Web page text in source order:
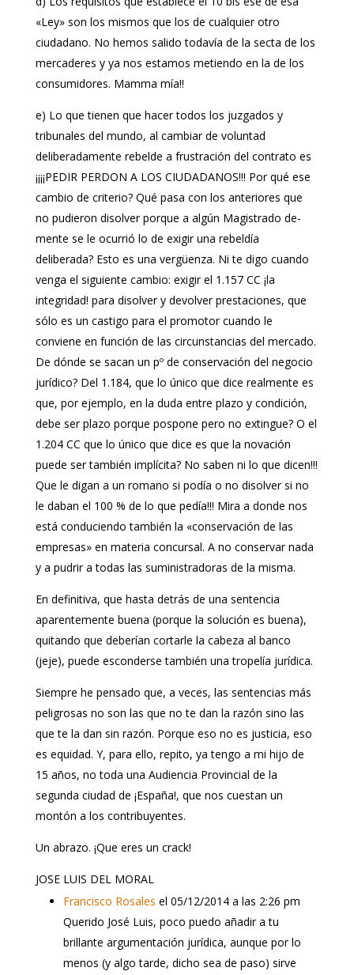
«Ley» son los mismos que los de cualquier otro
ciudadano. No hemos salido todavía de la secta de los
mercaderes y ya nos estamos metiendo en la de los
consumidores. Mamma mía!!
e) Lo que tienen que hacer todos los juzgados y
tribunales del mundo, al cambiar de voluntad
deliberadamente rebelde a frustración del contrato es
¡¡¡¡PEDIR PERDON A LOS CIUDADANOS!!! Por qué ese
cambio de criterio? Qué pasa con los anteriores que
no pudieron disolver porque a algún Magistrado de-
mente se le ocurrió lo de exigir una rebeldía
deliberada? Esto es una vergüenza. Ni te digo cuando
venga el siguiente cambio: exigir el 1.157 CC ¡la
integridad! para disolver y devolver prestaciones, que
sólo es un castigo para el promotor cuando le
conviene en función de las circunstancias del mercado.
De dónde se sacan un pº de conservación del negocio
jurídico? Del 1.184, que lo único que dice realmente es
que, por ejemplo, en la duda entre plazo y condición,
debe ser plazo porque pospone pero no extingue? O el
1.204 CC que lo único que dice es que la novación
puede ser también implícita? No saben ni lo que dicen!!!
Que le digan a un romano si podía o no disolver si no
le daban el 100 % de lo que pedía!!! Mira a donde nos
está conduciendo también la «conservación de las
empresas» en materia concursal. A no conservar nada
y a pudrir a todas las suministradoras de la misma.
En definitiva, que hasta detrás de una sentencia
aparentemente buena (porque la solución es buena),
quitando que deberían cortarle la cabeza al banco
(jeje), puede esconderse también una tropelía jurídica.
Siempre he pensado que, a veces, las sentencias más
peligrosas no son las que no te dan la razón sino las
que te la dan sin razón. Porque eso no es justicia, eso
es equidad. Y, para ello, repito, ya tengo a mi hijo de
15 años, no toda una Audiencia Provincial de la
segunda ciudad de ¡España!, que nos cuestan un
montón a los contribuyentes.
Un abrazo. ¡Que eres un crack!
JOSE LUIS DEL MORAL
Francisco Rosales el 05/12/2014 a las 2:26 pm
Querido José Luis, poco puedo añadir a tu
brillante argumentación jurídica, aunque por lo
menos (y algo tarde, dicho sea de paso) sirve